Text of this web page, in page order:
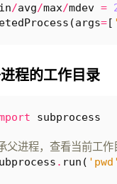
/avg/max/mdev =
(args=[
程的工作目录
subprocess
父进程，查看当前工作
. run ( 'pwd'